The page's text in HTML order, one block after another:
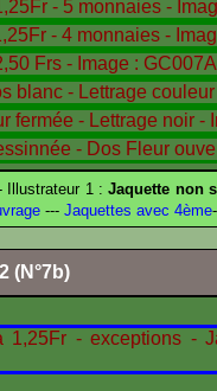
Illustrateur 1 :Jaquette non
--- Jaquettes avec 4ème
(N°7b)